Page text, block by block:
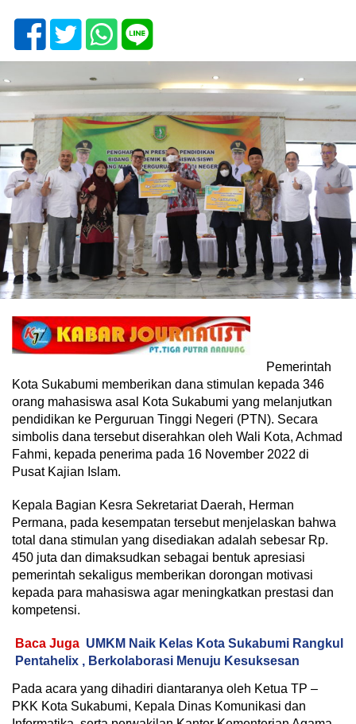
Pemerintah
Kota Sukabumi memberikan dana stimulan kepada 346
orang mahasiswa asal Kota Sukabumi yang melanjutkan
pendidikan ke Perguruan Tinggi Negeri (PTN). Secara
simbolis dana tersebut diserahkan oleh Wali Kota, Achmad
Fahmi, kepada penerima pada 16 November 2022 di
Pusat Kajian Islam.
Kepala Bagian Kesra Sekretariat Daerah, Herman
Permana, pada kesempatan tersebut menjelaskan bahwa
total dana stimulan yang disediakan adalah sebesar Rp.
450 juta dan dimaksudkan sebagai bentuk apresiasi
pemerintah sekaligus memberikan dorongan motivasi
kepada para mahasiswa agar meningkatkan prestasi dan
kompetensi.
Baca Juga UMKM Naik Kelas Kota Sukabumi Rangkul
Pentahelix , Berkolaborasi Menuju Kesuksesan
Pada acara yang dihadiri diantaranya oleh Ketua TP –
PKK Kota Sukabumi, Kepala Dinas Komunikasi dan